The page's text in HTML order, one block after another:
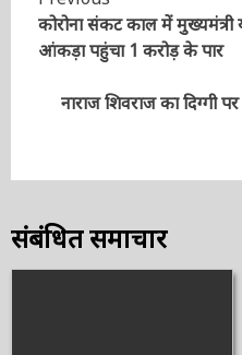
Continue
Reading
Previous
कोरोना संकट काल में
आंकड़ा पहुंचा 1 करोड़ के पार
नाराज शिवराज का दिग्गी
संबंधित समाचार